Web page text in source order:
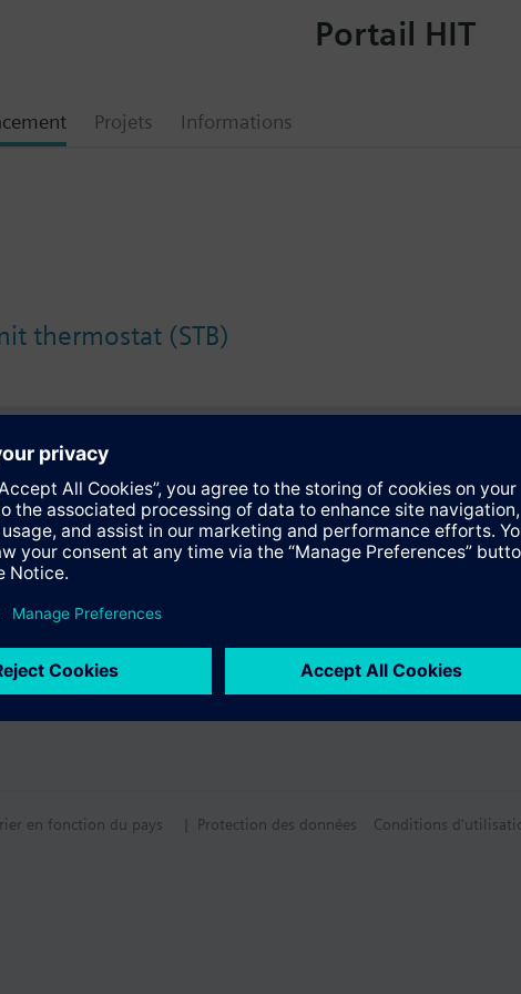
Projets Informations
Portail HIT
thermostat (STB)
en fonction du pays | Protection des données Conditions